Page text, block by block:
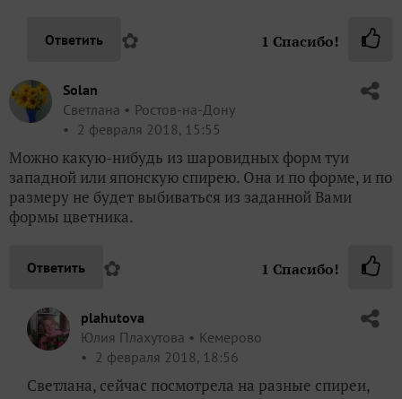
Ответить ✿ 1 Спасибо!
Solan
Светлана
Ростов-на-Дону
2 февраля 2018, 15:55
Можно какую-нибудь из шаровидных форм туи
западной или японскую спирею. Она и по форме, и по
размеру не будет выбиваться из заданной Вами
формы цветника.
Ответить ✿ 1 Спасибо!
plahutova
Юлия Плахутова
Кемерово
2 февраля 2018, 18:56
Светлана, сейчас посмотрела на разные спиреи,